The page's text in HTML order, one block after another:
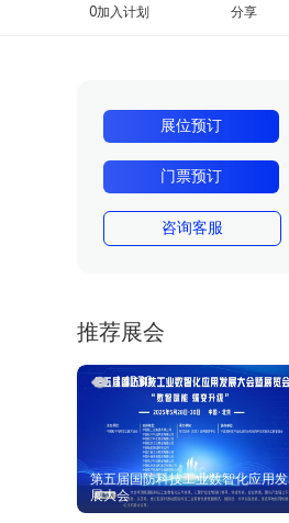
0加入计划 分享
展位预订
门票预订
咨询客服
推荐展会
14230
第五届国防科技工业数智化应用发
展大会